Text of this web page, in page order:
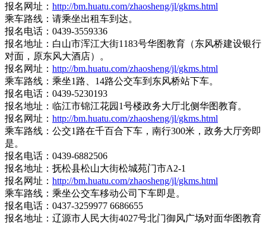
报名网址： http://bm.huatu.com/zhaosheng/jl/gkms.html
乘车路线：请乘坐出租车到达。
报名电话：0439-3559336
报名地址：白山市浑江大街1183号华图教育（东风桥建设银行
对面，原东风大酒店）。
报名网址： http://bm.huatu.com/zhaosheng/jl/gkms.html
乘车路线：乘坐1路、14路公交车到东风桥站下车。
报名电话：0439-5230193
报名地址：临江市锦江花园1号楼政务大厅北侧华图教育。
报名网址： http://bm.huatu.com/zhaosheng/jl/gkms.html
乘车路线：公交1路在千百合下车，南行300米，政务大厅旁即
是。
报名电话：0439-6882506
报名地址：抚松县松山大街松城苑门市A2-1
报名网址： http://bm.huatu.com/zhaosheng/jl/gkms.html
乘车路线：乘坐公交车移动公司下车即是。
报名电话：0437-3259977 6686655
报名地址：辽源市人民大街4027号北门御风广场对面华图教育